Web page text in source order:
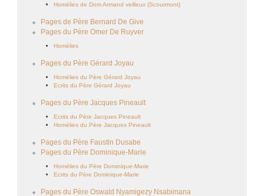
Homélies de Dom Armand veilleux (Scourmont)
Pages de Père Bernard De Give
Pages du Père Omer De Ruyver
Homélies
Pages du Père Gérard Joyau
Homélies du Père Gérard Joyau
Ecrits du Père Gérard Joyau
Pages du Père Jacques Pineault
Ecrits du Père Jacques Pineault
Homélies du Père Jacques Pineault
Pages du Père Faustin Dusabe
Pages du Père Dominique-Marie
Homélies du Père Dominique-Marie
Ecrits du Père Dominique-Marie
Pages du Père Oswald Nyamigezy Nsabimana